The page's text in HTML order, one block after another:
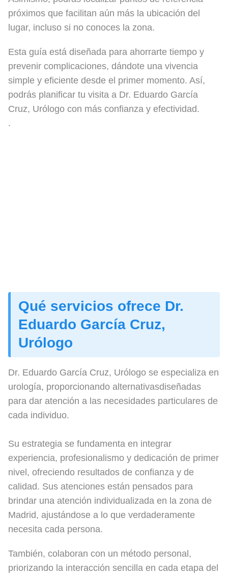
próximos que facilitan aún más la ubicación del
lugar, incluso si no conoces la zona.
Esta guía está diseñada para ahorrarte tiempo y
prevenir complicaciones, dándote una vivencia
simple y eficiente desde el primer momento. Así,
podrás planificar tu visita a Dr. Eduardo García
Cruz, Urólogo con más confianza y efectividad.
.
Qué servicios ofrece Dr.
Eduardo García Cruz,
Urólogo
Dr. Eduardo García Cruz, Urólogo se especializa en
urología, proporcionando alternativasdiseñadas
para dar atención a las necesidades particulares de
cada individuo.
Su estrategia se fundamenta en integrar
experiencia, profesionalismo y dedicación de primer
nivel, ofreciendo resultados de confianza y de
calidad. Sus atenciones están pensados para
brindar una atención individualizada en la zona de
Madrid, ajustándose a lo que verdaderamente
necesita cada persona.
También, colaboran con un método personal,
priorizando la interacción sencilla en cada etapa del